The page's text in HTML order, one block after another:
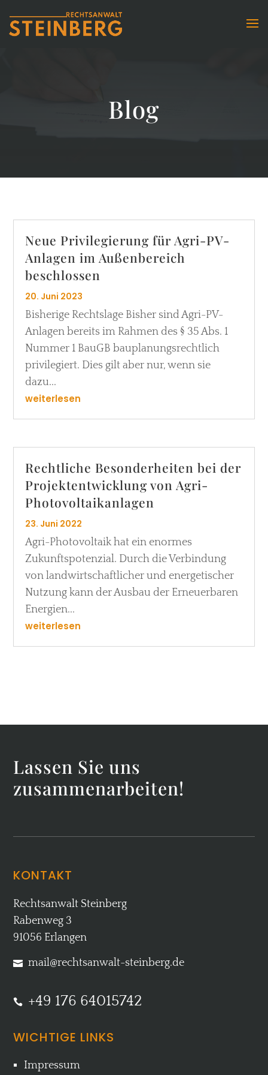
Blog
Neue Privilegierung für Agri-PV-
Anlagen im Außenbereich
beschlossen
20. Juni 2023
Bisherige Rechtslage Bisher sind Agri-PV-
Anlagen bereits im Rahmen des § 35 Abs. 1
Nummer 1 BauGB bauplanungsrechtlich
privilegiert. Dies gilt aber nur, wenn sie
dazu...
weiterlesen
Rechtliche Besonderheiten bei der
Projektentwicklung von Agri-
Photovoltaikanlagen
23. Juni 2022
Agri-Photovoltaik hat ein enormes
Zukunftspotenzial. Durch die Verbindung
von landwirtschaftlicher und energetischer
Nutzung kann der Ausbau der Erneuerbaren
Energien...
weiterlesen
Lassen Sie uns
zusammenarbeiten!
KONTAKT
Rechtsanwalt Steinberg
Rabenweg 3
91056 Erlangen
 mail@rechtsanwalt-steinberg.de
 +49 176 64015742
WICHTIGE LINKS
Impressum